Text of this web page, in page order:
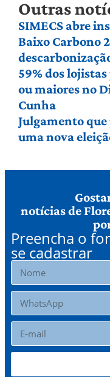
Outras
SIMECS abre
Baixo Carbono
59% dos
ou maiores no
Cunha
Julgamento que
uma nova
notícias de
Preencha o
se cadastrar